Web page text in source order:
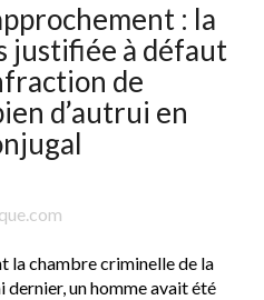
: la
justifiée à défaut
de
d’autrui en
la chambre criminelle de la
dernier, un homme avait été